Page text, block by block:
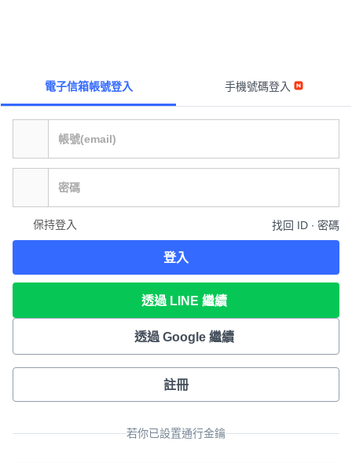
電子信箱帳號登入 手機號碼登入
保持登入 找回 ID ∙ 密碼
登入
透過 LINE 繼續
透過 Google 繼續
註冊
若你已設置通行金鑰